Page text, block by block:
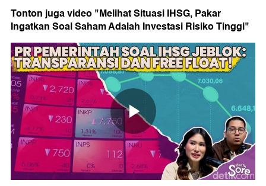
Tonton juga video "Melihat Situasi IHSG, Pakar
Ingatkan Soal Saham Adalah Investasi Risiko Tinggi"